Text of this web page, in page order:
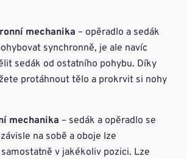
mechanika – opěradlo a sedák
synchronně, je ale navíc
sedák od ostatního pohybu. Díky
protáhnout tělo a prokrvit si nohy
mechanika – sedák a opěradlo se
na sobě a oboje lze
v jakékoliv pozici. Lze